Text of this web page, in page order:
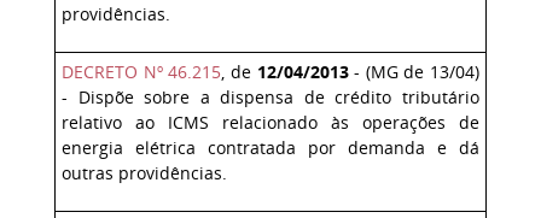
providências.
DECRETO Nº 46.215, de 12/04/2013- (MG de 13/04)
- Dispõe sobre a dispensa de crédito tributário
relativo ao ICMS relacionado às operações de
energia elétrica contratada por demanda e dá
outras providências.